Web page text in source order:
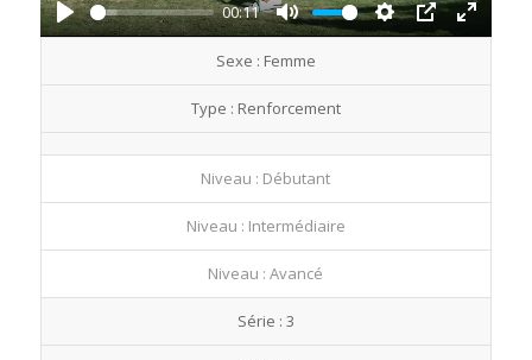
Play
00:11
Mute
Settings
PIP
Enter
Sexe : Femme
Type : Renforcement
Niveau : Débutant
Niveau : Intermédiaire
Niveau : Avancé
Série : 3